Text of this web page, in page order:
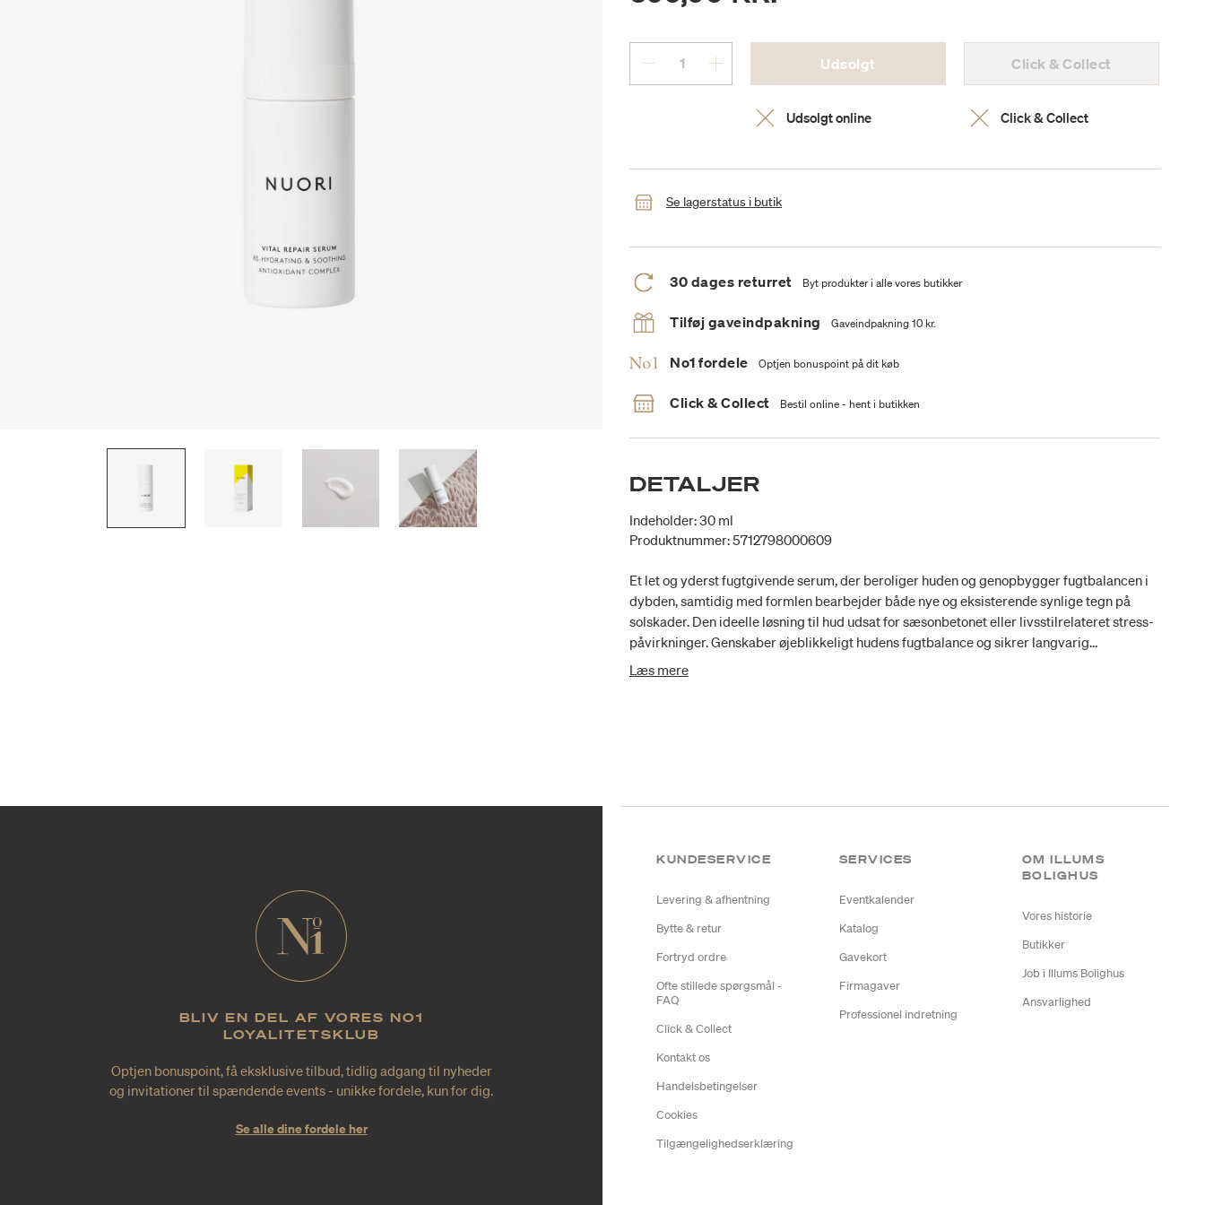
Udsolgt Click & Collect
Udsolgt online Click & Collect
Se lagerstatus i butik
30 dages returret Byt produkter i alle vores butikker
Tilføj gaveindpakning Gaveindpakning 10 kr.
No1 fordele Optjen bonuspoint på dit køb
Click & Collect Bestil online - hent i butikken
DETALJER
Indeholder: 30 ml
Produktnummer: 5712798000609
Et let og yderst fugtgivende serum, der beroliger huden og genopbygger fugtbalancen i
dybden, samtidig med formlen bearbejder både nye og eksisterende synlige tegn på
solskader. Den ideelle løsning til hud udsat for sæsonbetonet eller livsstilrelateret stress-
påvirkninger. Genskaber øjeblikkeligt hudens fugtbalance og sikrer langvarig
fastholdelse af fugt - med naturlig hyaluronsyre og fucrose-kompleks. Beroliger huden og
Læs mere
BLIV EN DEL AF VORES NO1
LOYALITETSKLUB
Optjen bonuspoint, få eksklusive tilbud, tidlig adgang til nyheder
og invitationer til spændende events - unikke fordele, kun for dig.
Se alle dine fordele her
KUNDESERVICE
Levering & afhentning
Bytte & retur
Fortryd ordre
Ofte stillede spørgsmål -
FAQ
Click & Collect
Kontakt os
Handelsbetingelser
Cookies
Tilgængelighedserklæring
SERVICES
Eventkalender
Katalog
Gavekort
Firmagaver
Professionel indretning
OM ILLUMS
BOLIGHUS
Vores historie
Butikker
Job i Illums Bolighus
Ansvarlighed